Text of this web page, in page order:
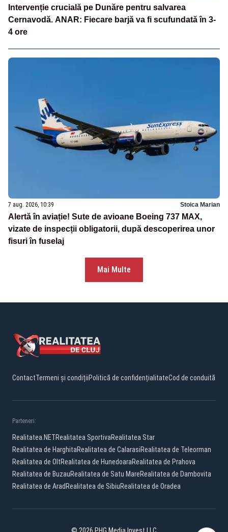
Intervenție crucială pe Dunăre pentru salvarea
Cernavodă. ANAR: Fiecare barjă va fi scufundată în 3-
4 ore
7 aug. 2026, 10:39 Stoica Marian
Alertă în aviație! Sute de avioane Boeing 737 MAX,
vizate de inspecții obligatorii, după descoperirea unor
fisuri în fuselaj
Mai Multe
ContactTermeni și condițiiPolitică de confidențialitateCod de conduită
Parteneri:
Realitatea.NETRealitatea SportivaRealitatea Star
Realitatea de HarghitaRealitatea de CalarasiRealitatea de Teleorman
Realitatea de OltRealitatea de HunedoaraRealitatea de Prahova
Realitatea de BuzauRealitatea de Satu MareRealitatea de Dambovita
Realitatea de Arad Realitatea de SibiuRealitatea de Oradea